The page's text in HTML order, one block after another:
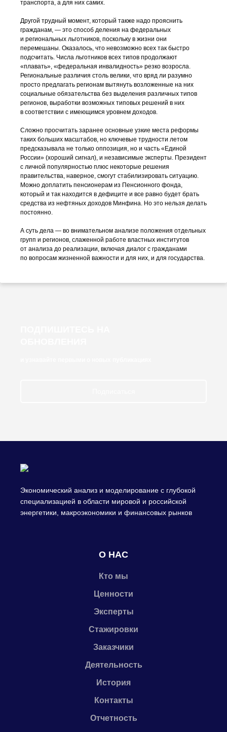
транспорта, а для них самих.
Другой трудный момент, который также надо прояснить
гражданам, — это способ деления на федеральных
и региональных льготников, поскольку в жизни они
перемешаны. Оказалось, что невозможно всех так быстро
подсчитать. Числа льготников всех типов продолжают
«плавать», «федеральная инвалидность» резко возросла.
Региональные различия столь велики, что вряд ли разумно
просто предлагать регионам вытянуть возложенные на них
социальные обязательства без выделения различных типов
регионов, выработки возможных типовых решений в них
в соответствии с имеющимся уровнем доходов.
Сложно просчитать заранее основные узкие места реформы
таких больших масштабов, но ключевые трудности летом
предсказывала не только оппозиция, но и часть «Единой
России» (хороший сигнал), и независимые эксперты. Президент
с личной популярностью плюс некоторые решения
правительства, наверное, смогут стабилизировать ситуацию.
Можно доплатить пенсионерам из Пенсионного фонда,
который и так находится в дефиците и все равно будет брать
средства из нефтяных доходов Минфина. Но это нельзя делать
постоянно.
А суть дела — во внимательном анализе положения отдельных
групп и регионов, слаженной работе властных институтов
от анализа до реализации, включая диалог с гражданами
по вопросам жизненной важности и для них, и для государства.
Экономический анализ и моделирование с глубокой
специализацией в области мировой и российской
энергетики, макроэкономики и финансовых рынков
О НАС
Кто мы
Ценности
Эксперты
Стажировки
Заказчики
Деятельность
История
Контакты
Отчетность